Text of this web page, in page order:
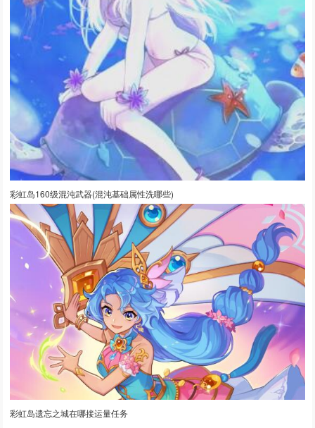
彩虹岛160级混沌武器(混沌基础属性洗哪些)
彩虹岛遗忘之城在哪接运量任务